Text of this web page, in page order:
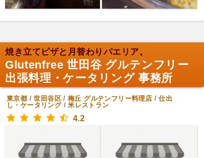
焼き立てピザと月替わりパエリア。
Glutenfree 世田谷 グルテンフリー
出張料理・ケータリング 事務所
東京都 /世田谷区/梅丘 グルテンフリー料理店 /仕出
し・ケータリング/米レストラン
4.2